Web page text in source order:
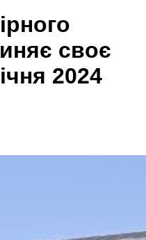
своє
2024